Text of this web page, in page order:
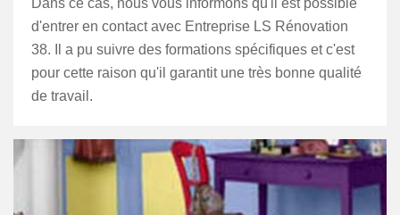
Dans ce cas, nous vous informons qu'il est possible
d'entrer en contact avec Entreprise LS Rénovation
38. Il a pu suivre des formations spécifiques et c'est
pour cette raison qu'il garantit une très bonne qualité
de travail.